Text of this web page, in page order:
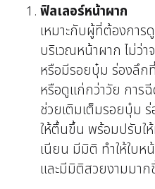
ฟิลเลอร์หน้าผาก
เหมาะกับผู้ที่ต้องการ
บริเวณหน้าผาก ไม่ว่
หรือมีรอยบุ๋ม ร่องลึก
หรือดูแก่กว่าวัย การ
ช่วยเติมเต็มรอยบุ๋ม
ให้ตื้นขึ้น พร้อมปรับใ
เนียน มีมิติ ทำให้ใบห
และมีมิติสวยงามมาก